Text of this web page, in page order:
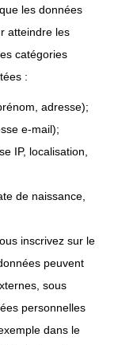
les données
atteindre les
catégories
:
adresse);
e-mail);
IP, localisation,
de naissance,
inscrivez sur le
peuvent
sous
personnelles
dans le